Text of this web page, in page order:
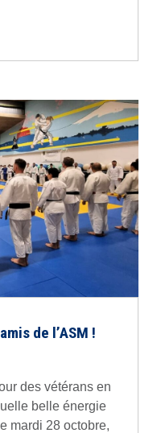
de l’ASM !
des vétérans en
belle énergie
mardi 28 octobre,